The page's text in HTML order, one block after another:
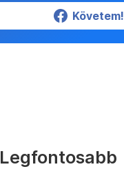
Követem!
Legfontosabb